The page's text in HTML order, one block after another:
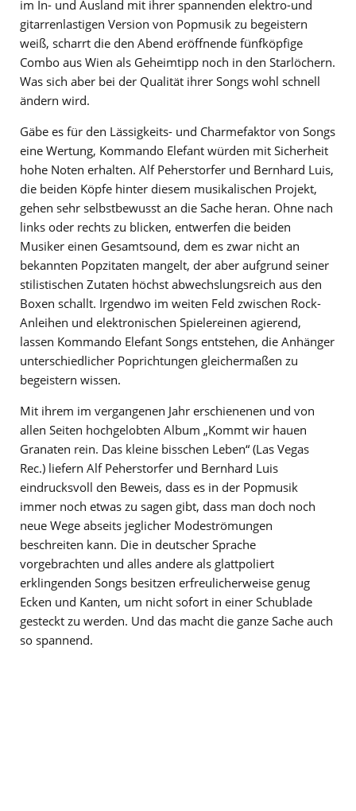
im In- und Ausland mit ihrer spannenden elektro-und
gitarrenlastigen Version von Popmusik zu begeistern
weiß, scharrt die den Abend eröffnende fünfköpfige
Combo aus Wien als Geheimtipp noch in den Starlöchern.
Was sich aber bei der Qualität ihrer Songs wohl schnell
ändern wird.
Gäbe es für den Lässigkeits- und Charmefaktor von Songs
eine Wertung, Kommando Elefant würden mit Sicherheit
hohe Noten erhalten. Alf Peherstorfer und Bernhard Luis,
die beiden Köpfe hinter diesem musikalischen Projekt,
gehen sehr selbstbewusst an die Sache heran. Ohne nach
links oder rechts zu blicken, entwerfen die beiden
Musiker einen Gesamtsound, dem es zwar nicht an
bekannten Popzitaten mangelt, der aber aufgrund seiner
stilistischen Zutaten höchst abwechslungsreich aus den
Boxen schallt. Irgendwo im weiten Feld zwischen Rock-
Anleihen und elektronischen Spielereinen agierend,
lassen Kommando Elefant Songs entstehen, die Anhänger
unterschiedlicher Poprichtungen gleichermaßen zu
begeistern wissen.
Mit ihrem im vergangenen Jahr erschienenen und von
allen Seiten hochgelobten Album „Kommt wir hauen
Granaten rein. Das kleine bisschen Leben“ (Las Vegas
Rec.) liefern Alf Peherstorfer und Bernhard Luis
eindrucksvoll den Beweis, dass es in der Popmusik
immer noch etwas zu sagen gibt, dass man doch noch
neue Wege abseits jeglicher Modeströmungen
beschreiten kann. Die in deutscher Sprache
vorgebrachten und alles andere als glattpoliert
erklingenden Songs besitzen erfreulicherweise genug
Ecken und Kanten, um nicht sofort in einer Schublade
gesteckt zu werden. Und das macht die ganze Sache auch
so spannend.